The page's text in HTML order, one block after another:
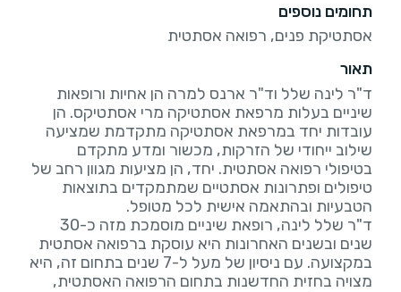
תחומים נוספים
אסתטיקת פנים, רפואה אסתטית
תאור
ד"ר לינה שלל וד"ר ארנס למרה הן אחיות ורופאות
שיניים בעלות מרפאת אסתטיקה מרי אסתטיקס. הן
עובדות יחד במרפאת אסתטיקה מתקדמת שמציעה
שילוב ייחודי של הזרקות, מכשור ומדע מתקדם
בטיפולי רפואה אסתטית. יחד, הן מציעות מגוון רחב של
טיפולים ופתרונות אסתטיים שמתמקדים בתוצאות
ד"ר שלל לינה, רופאת שיניים מוסמכת מזה כ-30
שנים ובשנים האחרונות היא עוסקת ברפואה אסתטית
במקצועה. עם ניסיון של מעל ל-7 שנים בתחום זה, היא
מצויה בחזית החדשנות בתחום הרפואה האסתטית,